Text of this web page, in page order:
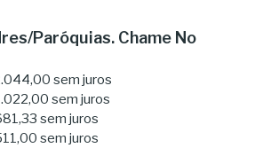
Paróquias. Chame No
sem juros
sem juros
sem juros
sem juros